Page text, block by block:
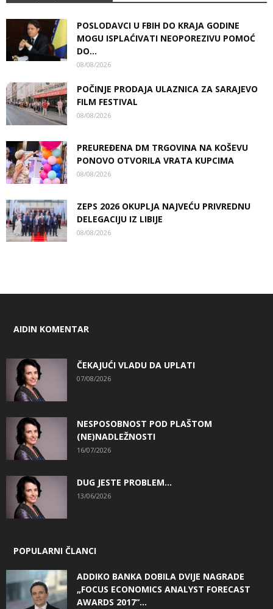
POSLODAVCI U FBIH DO KRAJA GODINE
MOGU ISPLAĆIVATI NEOPOREZIVU POMOĆ
DO...
08/08/2026
POČINJE PRODAJA ULAZNICA ZA SARAJEVO
FILM FESTIVAL
08/08/2026
PREUREĐENA DM TRGOVINA NA KOŠEVU
PONOVO OTVORILA VRATA KUPCIMA
08/08/2026
ZEPS 2026 OKUPLJA NAJVEĆU PRIVREDNU
DELEGACIJU IZ LIBIJE
08/08/2026
AIDIN KOMENTAR
ČEKAJUĆI VLADU DA UPLATI
07/08/2026
NESPOSOBNOST POD PLAŠTOM
(NE)NADLEŽNOSTI
16/07/2026
DUG JESTE PROBLEM…
13/06/2026
POPULARNI ČLANCI
ADDIKO BANKA DOBILA DVIJE NAGRADE
„FOCUS ECONOMICS ANALYST FORECAST
AWARDS 2017“...